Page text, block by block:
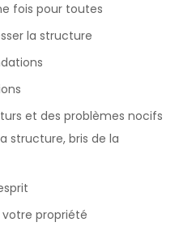
fois pour toutes
la structure
et des problèmes nocifs
structure, bris de la
votre propriété